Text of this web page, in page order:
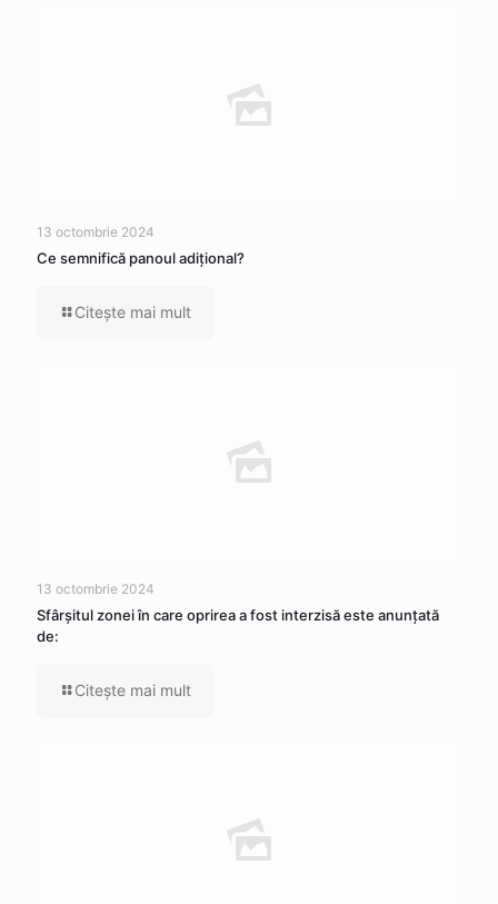
13 octombrie 2024
Ce semnifică panoul adițional?
Citeşte mai mult
13 octombrie 2024
Sfârșitul zonei în care oprirea a fost interzisă este anunțată
de:
Citeşte mai mult